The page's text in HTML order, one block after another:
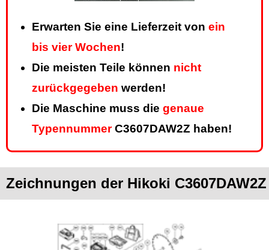
Erwarten Sie eine Lieferzeit von ein
bis vier Wochen!
Die meisten Teile können nicht
zurückgegeben werden!
Die Maschine muss die genaue
TypennummerC3607DAW2Z haben!
Zeichnungen der Hikoki C3607DAW2Z